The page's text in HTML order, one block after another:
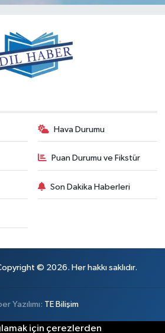
Hava Durumu
Puan Durumu ve Fikstür
Son Dakika Haberleri
© 2026. Her hakkı saklıdır.
Yazılımı: TE Bilişim
için çerezlerden